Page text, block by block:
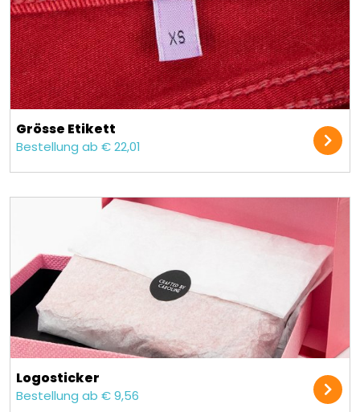
Grösse Etikett
Bestellung ab € 22,01
Logosticker
Bestellung ab € 9,56